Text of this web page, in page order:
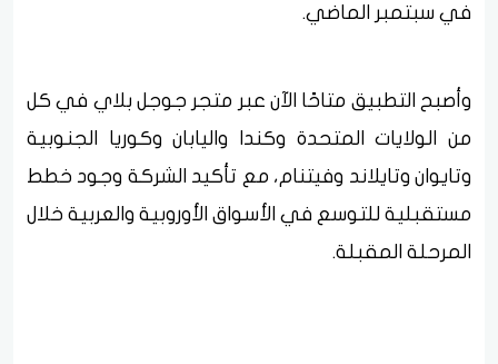
في سبتمبر الماضي.
وأصبح التطبيق متاحًا الآن عبر متجر جوجل بلاي في كل
من الولايات المتحدة وكندا واليابان وكوريا الجنوبية
وتايوان وتايلاند وفيتنام، مع تأكيد الشركة وجود خطط
مستقبلية للتوسع في الأسواق الأوروبية والعربية خلال
المرحلة المقبلة.